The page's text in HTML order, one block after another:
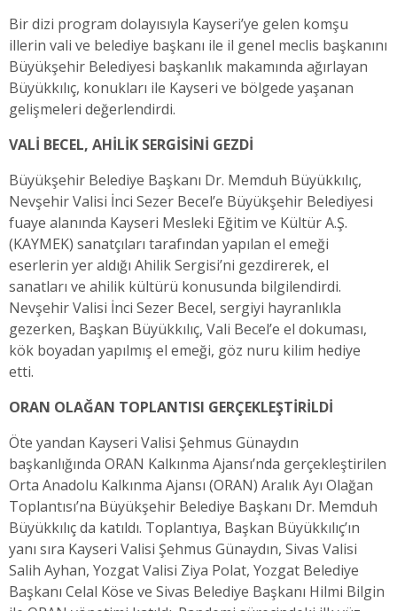
Bir dizi program dolayısıyla Kayseri’ye gelen komşu
illerin vali ve belediye başkanı ile il genel meclis başkanını
Büyükşehir Belediyesi başkanlık makamında ağırlayan
Büyükkılıç, konukları ile Kayseri ve bölgede yaşanan
gelişmeleri değerlendirdi.
VALİ BECEL, AHİLİK SERGİSİNİ GEZDİ
Büyükşehir Belediye Başkanı Dr. Memduh Büyükkılıç,
Nevşehir Valisi İnci Sezer Becel’e Büyükşehir Belediyesi
fuaye alanında Kayseri Mesleki Eğitim ve Kültür A.Ş.
(KAYMEK) sanatçıları tarafından yapılan el emeği
eserlerin yer aldığı Ahilik Sergisi’ni gezdirerek, el
sanatları ve ahilik kültürü konusunda bilgilendirdi.
Nevşehir Valisi İnci Sezer Becel, sergiyi hayranlıkla
gezerken, Başkan Büyükkılıç, Vali Becel’e el dokuması,
kök boyadan yapılmış el emeği, göz nuru kilim hediye
etti.
ORAN OLAĞAN TOPLANTISI GERÇEKLEŞTİRİLDİ
Öte yandan Kayseri Valisi Şehmus Günaydın
başkanlığında ORAN Kalkınma Ajansı’nda gerçekleştirilen
Orta Anadolu Kalkınma Ajansı (ORAN) Aralık Ayı Olağan
Toplantısı’na Büyükşehir Belediye Başkanı Dr. Memduh
Büyükkılıç da katıldı. Toplantıya, Başkan Büyükkılıç’ın
yanı sıra Kayseri Valisi Şehmus Günaydın, Sivas Valisi
Salih Ayhan, Yozgat Valisi Ziya Polat, Yozgat Belediye
Başkanı Celal Köse ve Sivas Belediye Başkanı Hilmi Bilgin